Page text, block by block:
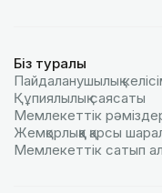
Біз туралы
Пайдаланушылық
Құпиялылық саясаты
Мемлекеттік
Жемқорлыққа қарсы
Мемлекеттік сатып